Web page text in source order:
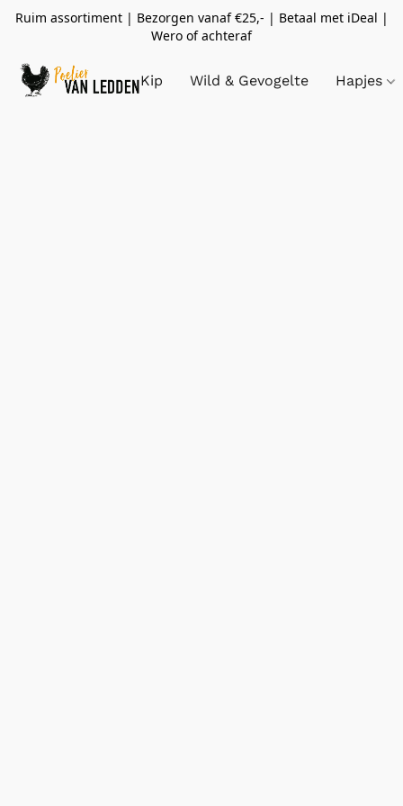
Ruim assortiment | Bezorgen vanaf €25,- | Betaal met iDeal |
Wero of achteraf
Kip Wild & Gevogelte Hapjes